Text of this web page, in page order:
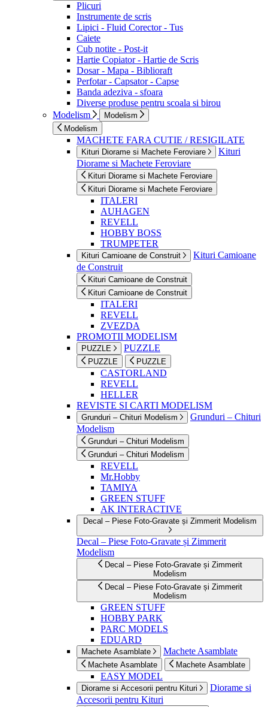
Plicuri
Instrumente de scris
Lipici - Fluid Corector - Tus
Caiete
Cub notite - Post-it
Hartie Copiator - Hartie de Scris
Dosar - Mapa - Biblioraft
Perfotar - Capsator - Capse
Banda adeziva - sfoara
Diverse produse pentru scoala si birou
Modelism
Modelism
Modelism
MACHETE FARA CUTIE / RESIGILATE
Kituri Diorame si Machete Feroviare
Kituri
Diorame si Machete Feroviare
Kituri Diorame si Machete Feroviare
Kituri Diorame si Machete Feroviare
ITALERI
AUHAGEN
REVELL
HOBBY BOSS
TRUMPETER
Kituri Camioane de Construit
Kituri Camioane
de Construit
Kituri Camioane de Construit
Kituri Camioane de Construit
ITALERI
REVELL
ZVEZDA
PROMOTII MODELISM
PUZZLE PUZZLE
PUZZLE PUZZLE
CASTORLAND
REVELL
HELLER
REVISTE SI CARTI MODELISM
Grunduri – Chituri Modelism
Grunduri – Chituri
Modelism
Grunduri – Chituri Modelism
Grunduri – Chituri Modelism
REVELL
Mr.Hobby
TAMIYA
GREEN STUFF
AK INTERACTIVE
Decal – Piese Foto-Gravate și Zimmerit Modelism
Decal – Piese Foto-Gravate și Zimmerit
Modelism
Decal – Piese Foto-Gravate și Zimmerit
Modelism
Decal – Piese Foto-Gravate și Zimmerit
Modelism
GREEN STUFF
HOBBY PARK
PARC MODELS
EDUARD
Machete Asamblate Machete Asamblate
Machete Asamblate Machete Asamblate
EASY MODEL
Diorame si Accesorii pentru Kituri
Diorame si
Accesorii pentru Kituri